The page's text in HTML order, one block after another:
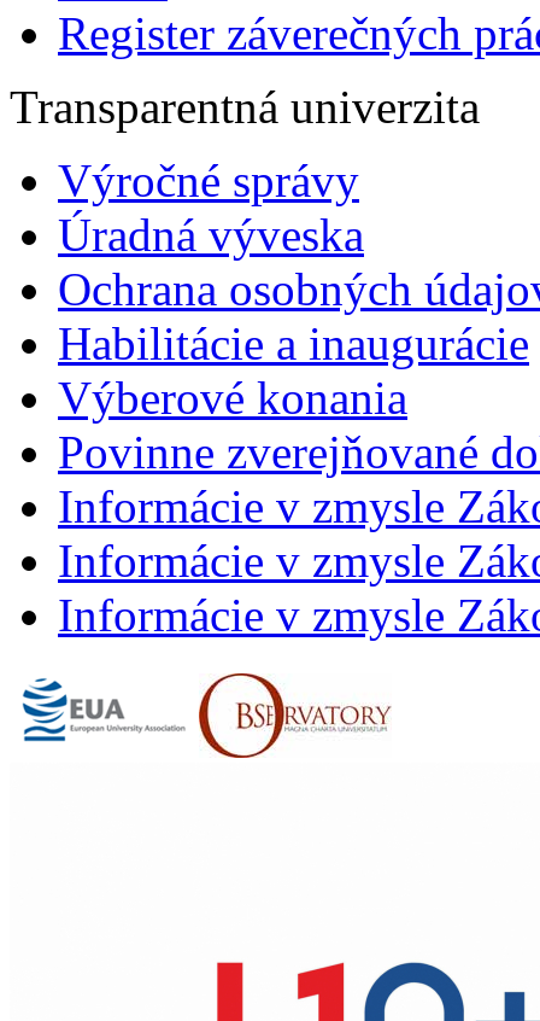
Register záverečných
Transparentná univerzita
Výročné správy
Úradná výveska
Ochrana osobných
Habilitácie a inaugurácie
Výberové konania
Povinne zverejňované
Informácie v zmysle
Informácie v zmysle
Informácie v zmysle